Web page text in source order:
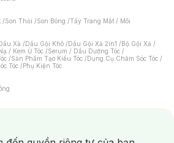
/Son Thỏi /Son Bóng /Tẩy Trang Mắt / Môi
Xả /Dầu Gội Khô /Dầu Gội Xả 2in1 /Bộ Gội Xả /
/ Kem Ủ Tóc /Serum / Dầu Dưỡng Tóc /
/Sản Phẩm Tạo Kiểu Tóc /Dụng Cụ Chăm Sóc Tóc /
Tóc /Phụ Kiện Tóc
Massage/Mặt Nạ Xông Hơi /Nước Rửa Tay/